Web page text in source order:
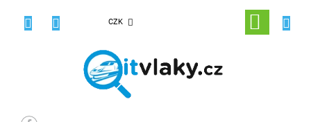
CZK
NÁKUPNÍ
KOŠÍK